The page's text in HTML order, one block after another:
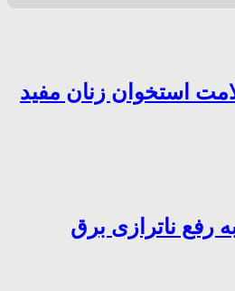
استخوان زنان مفید
رفع ناترازی برق